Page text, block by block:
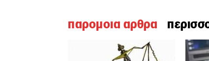
παρομοια αρθρα